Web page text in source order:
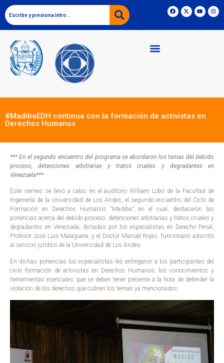
#MadibaEDH continua con la formación de activistas en
Derechos Humanos
*** En el segundo encuentro del programa se abordaron los temas del debido
proceso, detenciones arbitrarias y tratos crueles y degradantes en
Venezuela***
Este viernes se llevó a cabo, en el auditorio William Lobo de la Facultad de
Ingeniería de la Universidad de Los Andes, el segundo encuentro del Ciclo de
Formación en Derechos Humanos “Madiba”, en el cual, destacaron las
ponencias acerca del debido proceso, detenciones arbitrarias y tratos crueles y
degradantes en Venezuela, dictadas por los especialistas en Derecho Penal,
Profesor José Luis Malaguera, y el Doctor Manuel Rojas, funcionario adscrito
al servicio jurídico de la Universidad de Los Andes.
En dichas ponencias los especialistas les entregaron a los participantes del
ciclo formación de activistas en Derechos Humanos, los conocimientos y
herramientas esenciales que se deben tener presente a la hora de defender la
violación de los derechos que cubren los temas ya mencionados.